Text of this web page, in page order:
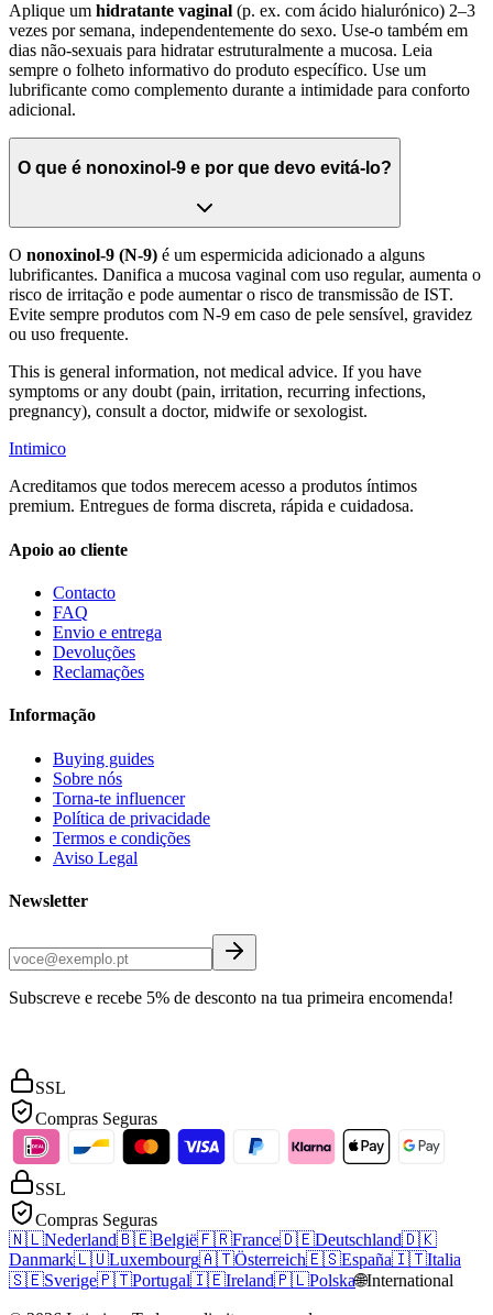
Aplique um hidratante vaginal (p. ex. com ácido hialurónico) 2–3
vezes por semana, independentemente do sexo. Use-o também em
dias não-sexuais para hidratar estruturalmente a mucosa. Leia
sempre o folheto informativo do produto específico. Use um
lubrificante como complemento durante a intimidade para conforto
adicional.
O que é nonoxinol-9 e por que devo evitá-lo?
O nonoxinol-9 (N-9) é um espermicida adicionado a alguns
lubrificantes. Danifica a mucosa vaginal com uso regular, aumenta o
risco de irritação e pode aumentar o risco de transmissão de IST.
Evite sempre produtos com N-9 em caso de pele sensível, gravidez
ou uso frequente.
This is general information, not medical advice. If you have
symptoms or any doubt (pain, irritation, recurring infections,
pregnancy), consult a doctor, midwife or sexologist.
Intimico
Acreditamos que todos merecem acesso a produtos íntimos
premium. Entregues de forma discreta, rápida e cuidadosa.
Apoio ao cliente
Contacto
FAQ
Envio e entrega
Devoluções
Reclamações
Informação
Buying guides
Sobre nós
Torna-te influencer
Política de privacidade
Termos e condições
Aviso Legal
Newsletter
Subscreve e recebe 5% de desconto na tua primeira encomenda!
SSL
Compras Seguras
SSL
Compras Seguras
🇳🇱Nederland🇧🇪België🇫🇷France🇩🇪Deutschland🇩🇰
Danmark🇱🇺Luxembourg🇦🇹Österreich🇪🇸España🇮🇹Italia
🇸🇪Sverige🇵🇹Portugal🇮🇪Ireland🇵🇱Polska🌐International